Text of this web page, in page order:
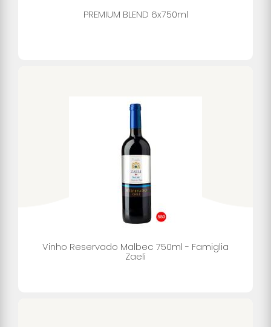
PREMIUM BLEND 6x750ml
Vinho Reservado Malbec 750ml - Famiglia
Zaeli